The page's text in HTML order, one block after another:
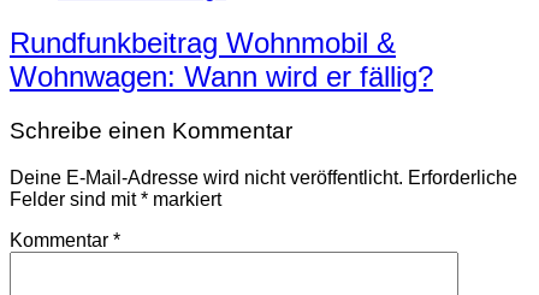
Rundfunkbeitrag Wohnmobil &
Wohnwagen: Wann wird er fällig?
Schreibe einen Kommentar
Deine E-Mail-Adresse wird nicht veröffentlicht. Erforderliche
Felder sind mit* markiert
Kommentar *